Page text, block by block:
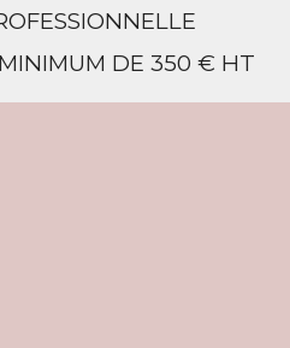
DE 350 € HT